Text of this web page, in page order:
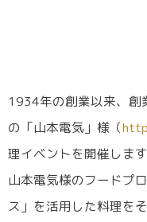
1934年の創業以来、創
の「山本電気」様（
理イベントを開催します
山本電気様のフードプ
ス」を活用した料理を